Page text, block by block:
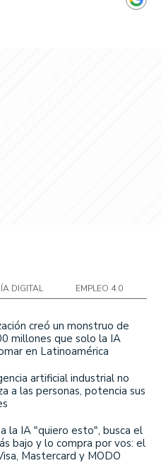
DIGITAL EMPLEO 4.0
creó un monstruo de
millones que solo la IA
en Latinoamérica
artificial industrial no
a las personas, potencia sus
la IA "quiero esto", busca el
bajo y lo compra por vos: el
Mastercard y MODO